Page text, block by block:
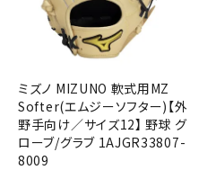
ミズノ MIZUNO 軟式用MZ
Softer(エムジーソフター)【外
野手向け／サイズ12】 野球 グ
ローブ/グラブ 1AJGR33807-
8009